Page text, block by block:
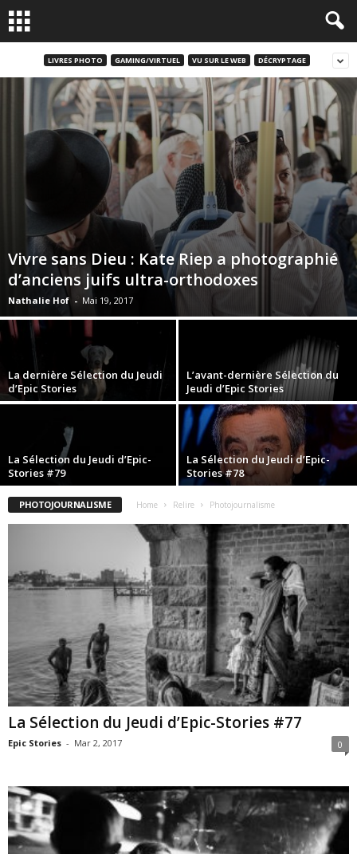
LIVRES PHOTO GAMING/VIRTUEL VU SUR LE WEB DÉCRYPTAGE
Vivre sans Dieu : Kate Riep a photographié
d’anciens juifs ultra-orthodoxes
Nathalie Hof - Mai 19, 2017
La dernière Sélection du Jeudi
d’Epic Stories
L’avant-dernière Sélection du
Jeudi d’Epic Stories
La Sélection du Jeudi d’Epic-
Stories #79
La Sélection du Jeudi d’Epic-
Stories #78
PHOTOJOURNALISME Home Relire Photojournalisme
La Sélection du Jeudi d’Epic-Stories #77
Epic Stories - Mar 2, 2017 0